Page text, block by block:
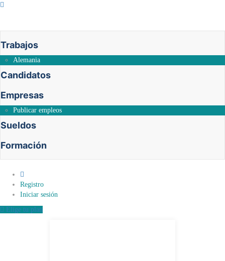
Trabajos
Alemania
Candidatos
Empresas
Publicar empleos
Sueldos
Formación
Registro
Iniciar sesión
Elige tu plan